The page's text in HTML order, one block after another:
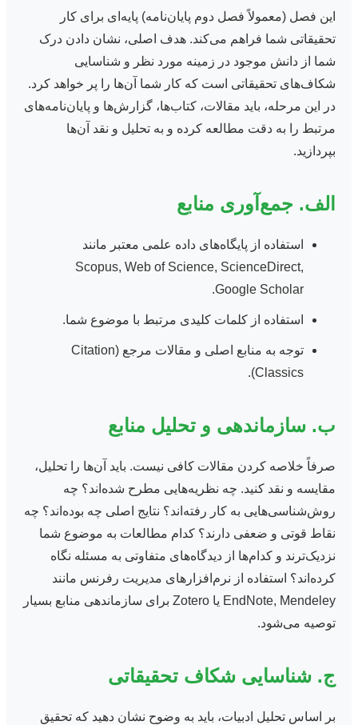
این فصل (معمولاً فصل دوم پایان‌نامه) پایه‌ای برای کار
تحقیقاتی شما فراهم می‌کند. هدف اصلی، نشان دادن درک
شما از دانش موجود در زمینه مورد نظر و شناسایی
شکاف‌های تحقیقاتی است که کار شما آن‌ها را پر خواهد کرد.
در این مرحله، باید مقالات، کتاب‌ها، گزارش‌ها و پایان‌نامه‌های
مرتبط را به دقت مطالعه کرده و به تحلیل و نقد آن‌ها
بپردازید.
الف. جمع‌آوری منابع
استفاده از پایگاه‌های داده علمی معتبر مانند
Scopus, Web of Science, ScienceDirect,
Google Scholar.
استفاده از کلمات کلیدی مرتبط با موضوع شما.
توجه به منابع اصلی و مقالات مرجع (Citation
Classics).
ب. سازماندهی و تحلیل منابع
صرفاً خلاصه کردن مقالات کافی نیست. باید آن‌ها را تحلیل،
مقایسه و نقد کنید. چه نظریه‌هایی مطرح شده‌اند؟ چه
روش‌شناسی‌هایی به کار رفته‌اند؟ نتایج اصلی چه بوده‌اند؟ چه
نقاط قوتی و ضعفی دارند؟ کدام مطالعات به موضوع شما
نزدیک‌ترند و کدام‌ها از دیدگاه‌های متفاوتی به مسئله نگاه
کرده‌اند؟ استفاده از نرم‌افزارهای مدیریت رفرنس مانند
EndNote, Mendeley یا Zotero برای سازماندهی منابع بسیار
توصیه می‌شود.
ج. شناسایی شکاف تحقیقاتی
بر اساس تحلیل ادبیات، باید به وضوح نشان دهید که تحقیق